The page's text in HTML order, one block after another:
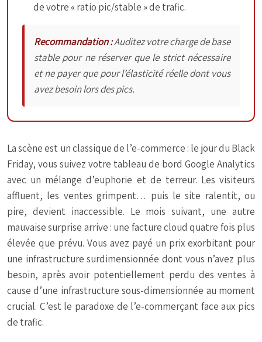
de votre « ratio pic/stable » de trafic.
Recommandation :Auditez votre charge de base
stable pour ne réserver que le strict nécessaire
et ne payer que pour l’élasticité réelle dont vous
avez besoin lors des pics.
La scène est un classique de l’e-commerce : le jour du Black
Friday, vous suivez votre tableau de bord Google Analytics
avec un mélange d’euphorie et de terreur. Les visiteurs
affluent, les ventes grimpent… puis le site ralentit, ou
pire, devient inaccessible. Le mois suivant, une autre
mauvaise surprise arrive : une facture cloud quatre fois plus
élevée que prévu. Vous avez payé un prix exorbitant pour
une infrastructure surdimensionnée dont vous n’avez plus
besoin, après avoir potentiellement perdu des ventes à
cause d’une infrastructure sous-dimensionnée au moment
crucial. C’est le paradoxe de l’e-commerçant face aux pics
de trafic.